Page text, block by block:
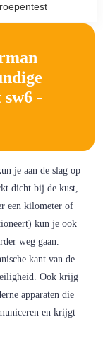
sw6 -
je aan de slag op
dicht bij de kust,
een kilometer of
kun je ook
weg gaan.
kant van de
Ook krijg
apparaten die
en krijgt